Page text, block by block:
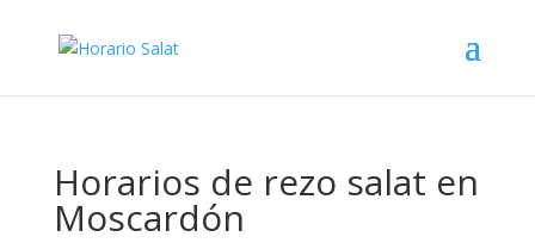
Horarios de rezo salat en
Moscardón